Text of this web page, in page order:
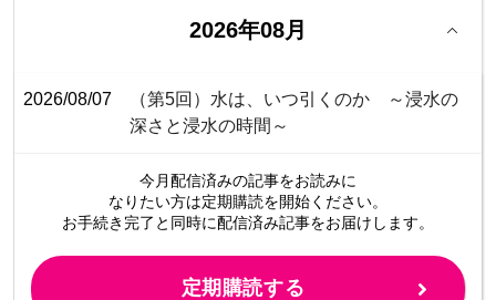
2026年08月
2026/08/07
（第5回）水は、いつ引くのか ～浸水の
深さと浸水の時間～
今月配信済みの記事をお読みに
なりたい方は定期購読を開始ください。
お手続き完了と同時に配信済み記事をお届けします。
定期購読する